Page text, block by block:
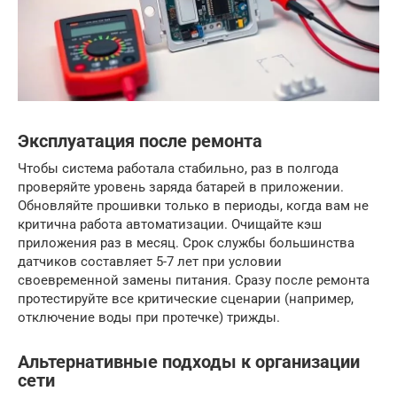
Эксплуатация после ремонта
Чтобы система работала стабильно, раз в полгода
проверяйте уровень заряда батарей в приложении.
Обновляйте прошивки только в периоды, когда вам не
критична работа автоматизации. Очищайте кэш
приложения раз в месяц. Срок службы большинства
датчиков составляет 5-7 лет при условии
своевременной замены питания. Сразу после ремонта
протестируйте все критические сценарии (например,
отключение воды при протечке) трижды.
Альтернативные подходы к организации
сети